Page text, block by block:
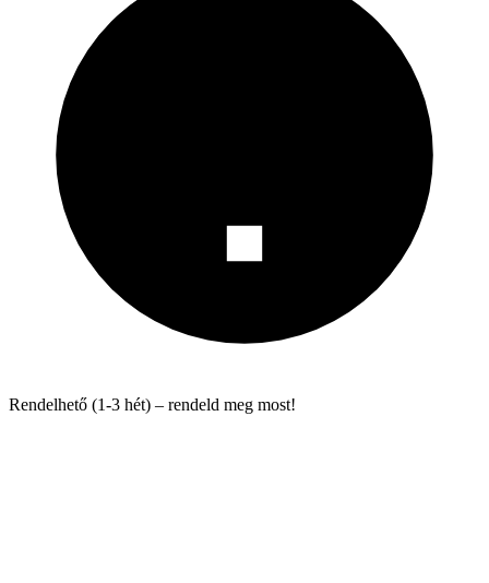
Rendelhető (1-3 hét) – rendeld meg most!